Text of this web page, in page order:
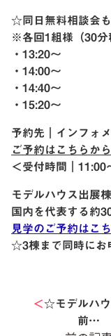
☆同日無料相談会
※各回1組様（30分
・13:20〜
・14:00〜
・14:40〜
・15:20〜
予約先｜インフォ
ご予約はこちらから
＜受付時間｜11:00
モデルハウス出展
国内を代表する約
見学のご予約はこ
☆3棟まで同時にお
＜☆モデルハ
前…